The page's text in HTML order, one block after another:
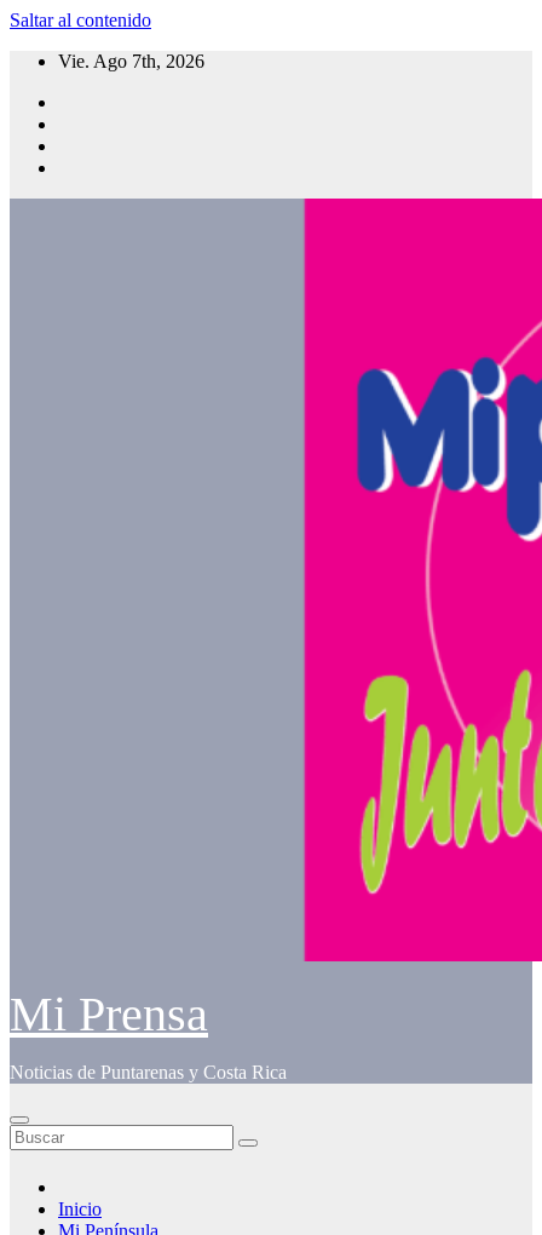
Saltar al contenido
Vie. Ago 7th, 2026
Mi Prensa
Noticias de Puntarenas y Costa Rica
Inicio
Mi Península